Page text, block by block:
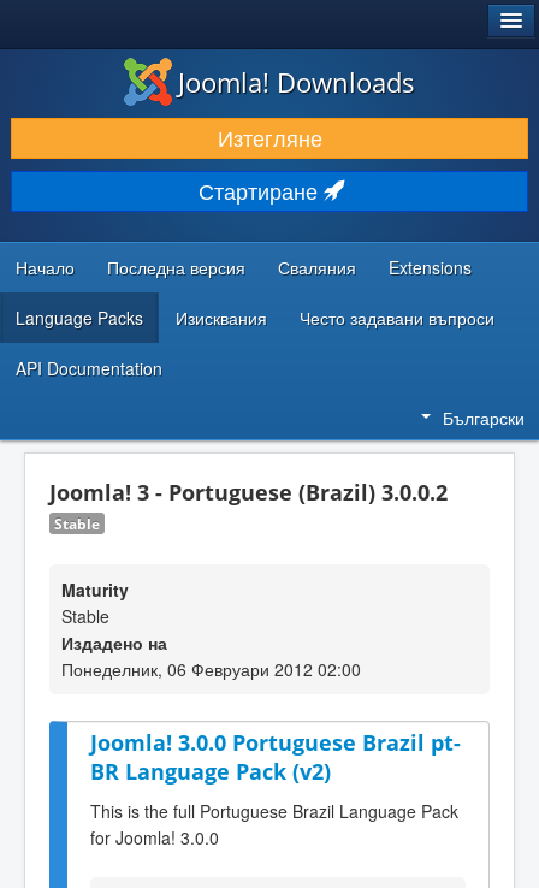
ИЗТЕГЛЯНЕ & РАЗШИРЯВАНЕ
ОТКРИВАЙТЕ & УЧЕТЕ
ОБЩНОСТ & ПОДДРЪЖКА
РЕСУРСИ ЗА РАЗРАБОТКА
Joomla! Downloads
Изтегляне
Стартиране
Начало Последна версия Сваляния Extensions
Language Packs Изисквания Често задавани въпроси
API Documentation
Български
Joomla! 3 - Portuguese (Brazil) 3.0.0.2
Stable
Maturity
Stable
Издадено на
Понеделник, 06 Февруари 2012 02:00
Joomla! 3.0.0 Portuguese Brazil pt-
BR Language Pack (v2)
This is the full Portuguese Brazil Language Pack
for Joomla! 3.0.0